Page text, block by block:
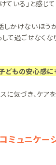
ている」と感じて
かけないほう
て過ごせなくな
もの安心感に
に気づき、ケア
ミュニケー